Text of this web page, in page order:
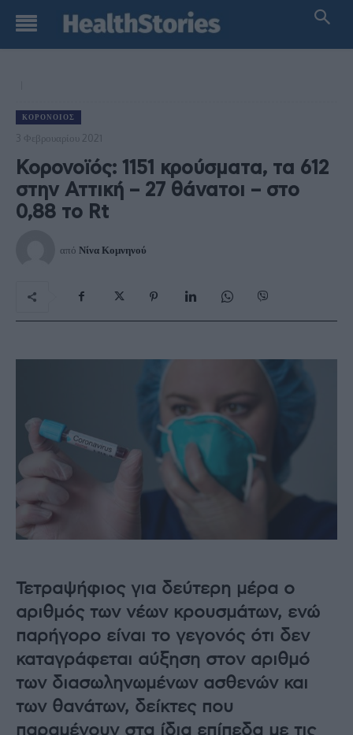
ΚΟΡΟΝΟΙΌΣ
3 Φεβρουαρίου 2021
Κορονοϊός: 1151 κρούσματα, τα 612
στην Αττική – 27 θάνατοι – στο
0,88 το Rt
από Νίνα Κομνηνού
Τετραψήφιος για δεύτερη μέρα ο
αριθμός των νέων κρουσμάτων, ενώ
παρήγορο είναι το γεγονός ότι δεν
καταγράφεται αύξηση στον αριθμό
των διασωληνωμένων ασθενών και
των θανάτων, δείκτες που
παραμένουν στα ίδια επίπεδα με τις